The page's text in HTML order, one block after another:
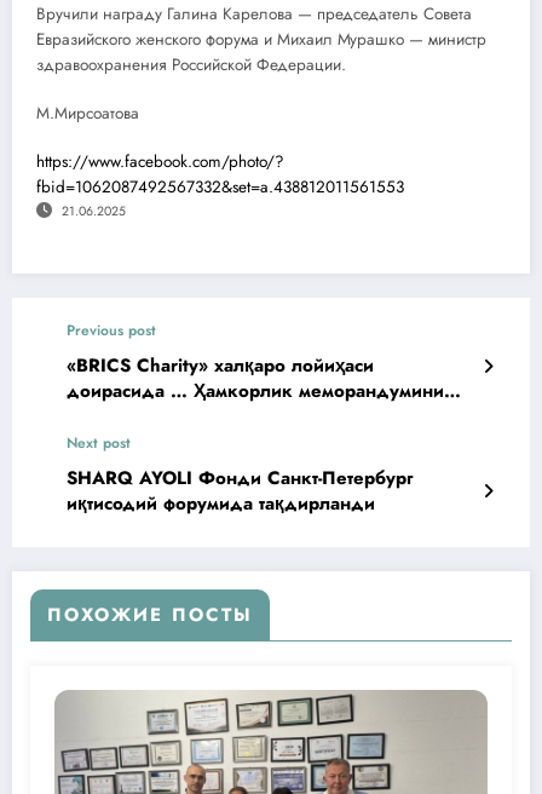
Вручили награду Галина Карелова — председатель Совета
Евразийского женского форума и Михаил Мурашко — министр
здравоохранения Российской Федерации.
М.Мирсоатова
https://www.facebook.com/photo/?
fbid=1062087492567332&set=a.438812011561553
21.06.2025
Previous post
«BRICS Charity» халқаро лойиҳаси
доирасида … Ҳамкорлик меморандумини
Next post
SHARQ AYOLI Фонди Санкт-Петербург
иқтисодий форумида тақдирланди
ПОХОЖИЕ ПОСТЫ